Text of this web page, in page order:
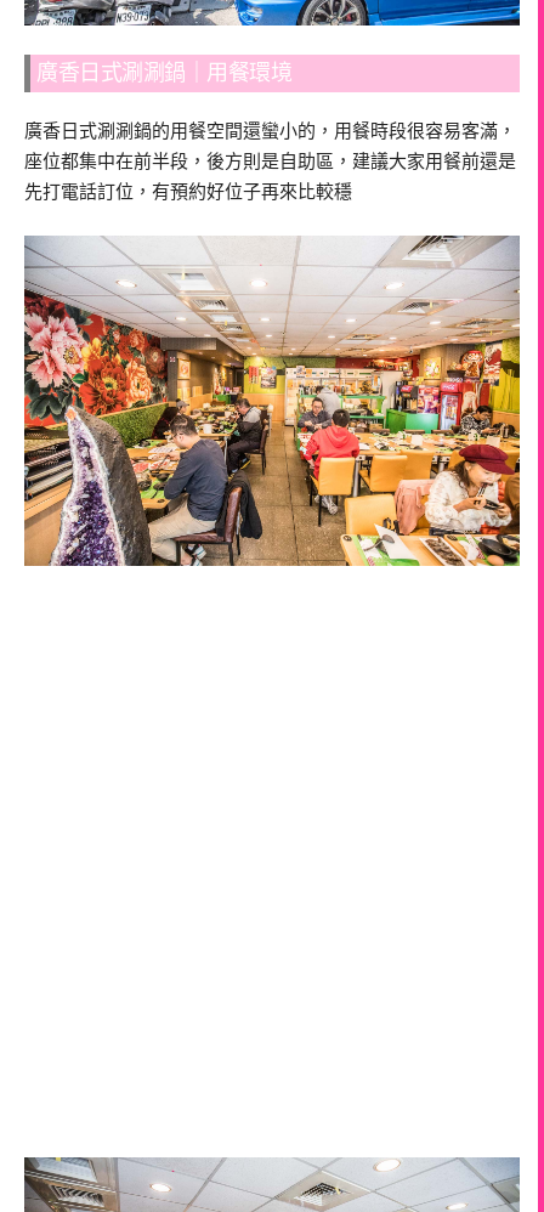
廣香日式涮涮鍋｜用餐環境
廣香日式涮涮鍋的用餐空間還蠻小的，用餐時段很容易客滿，
座位都集中在前半段，後方則是自助區，建議大家用餐前還是
先打電話訂位，有預約好位子再來比較穩